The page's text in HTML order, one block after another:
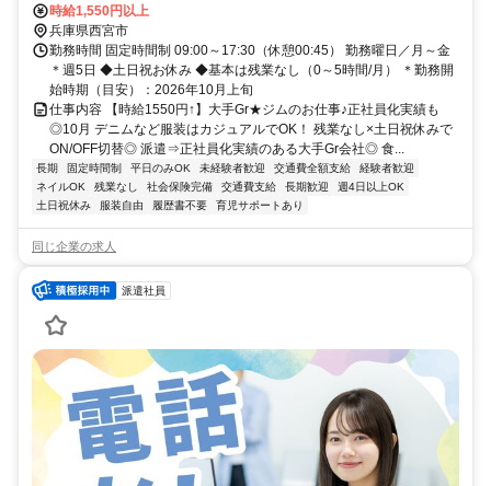
全額支給
時給1,550円以上
兵庫県西宮市
勤務時間 固定時間制 09:00～17:30（休憩00:45） 勤務曜日／月～金
＊週5日 ◆土日祝お休み ◆基本は残業なし（0～5時間/月） ＊勤務開
始時期（目安）：2026年10月上旬
仕事内容 【時給1550円↑】大手Gr★ジムのお仕事♪正社員化実績も
◎10月 デニムなど服装はカジュアルでOK！ 残業なし×土日祝休みで
ON/OFF切替◎ 派遣⇒正社員化実績のある大手Gr会社◎ 食...
長期 固定時間制 平日のみOK 未経験者歓迎 交通費全額支給
経験者歓迎
ネイルOK
残業なし 社会保険完備 交通費支給 長期歓迎
週4日以上OK
土日祝休み
服装自由 履歴書不要 育児サポートあり
同じ企業の求人
派遣社員